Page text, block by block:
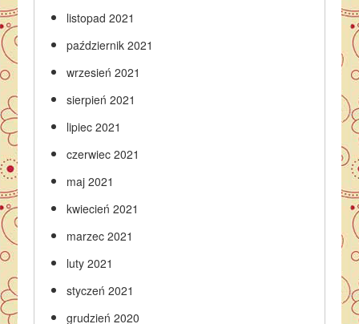
listopad 2021
październik 2021
wrzesień 2021
sierpień 2021
lipiec 2021
czerwiec 2021
maj 2021
kwiecień 2021
marzec 2021
luty 2021
styczeń 2021
grudzień 2020